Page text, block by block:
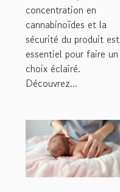
concentration en
cannabinoïdes et la
sécurité du produit est
essentiel pour faire un
choix éclairé.
Découvrez...